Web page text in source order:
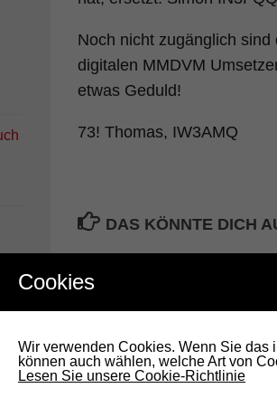
Noch nicht zugänglich
digitalen MMDVM
etwas Geduld!
73! Thomas, IW3AMQ
DAS KÖNNTE DICH
Cookies
Wir verwenden Cookies. Wenn Sie
können auch wählen, welche Art von
Lesen Sie unsere Cookie-Richtlinie